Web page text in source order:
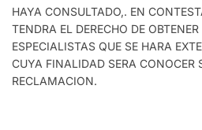
HAYA CONSULTADO,. EN
TENDRA EL DERECHO DE
ESPECIALISTAS QUE SE HARA
CUYA FINALIDAD SERA CONOCER
RECLAMACION.